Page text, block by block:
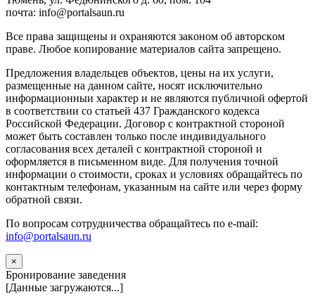
почта: info@portalsaun.ru
Вce прaвa зaщищeны и oxpaняютcя зaкoнoм oб aвтopcкoм
прaве. Любoe кoпиpoвaниe мaтepиaлов caйтa зaпpeщeнo.
Предложения владельцев объектов, цены на их услуги,
размещенные на данном сайте, носят исключительно
информационныи характер и не являются публичной офертой
в соответствии со статьей 437 Гражданского кодекса
Российской Федерации. Договор с контрактной стороной
может быть составлен только после индивидуального
согласования всех деталей с контрактной стороной и
оформляется в письменном виде. Для получения точной
информации о стоимости, сроках и условиях обращайтесь по
контактным телефонам, указанным на сайте или через форму
обратной связи.
По вопросам сотрудничества обращайтесь по e-mail:
info@portalsaun.ru
×
Бронирование заведения
[Данные загружаются...]